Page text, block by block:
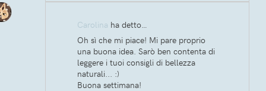
Carolina ha detto…
Oh sì che mi piace! Mi pare proprio
una buona idea. Sarò ben contenta di
leggere i tuoi consigli di bellezza
naturali... :)
Buona settimana!